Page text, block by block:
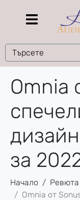
Omnia
за
Начало
Ревюта
Omnia от